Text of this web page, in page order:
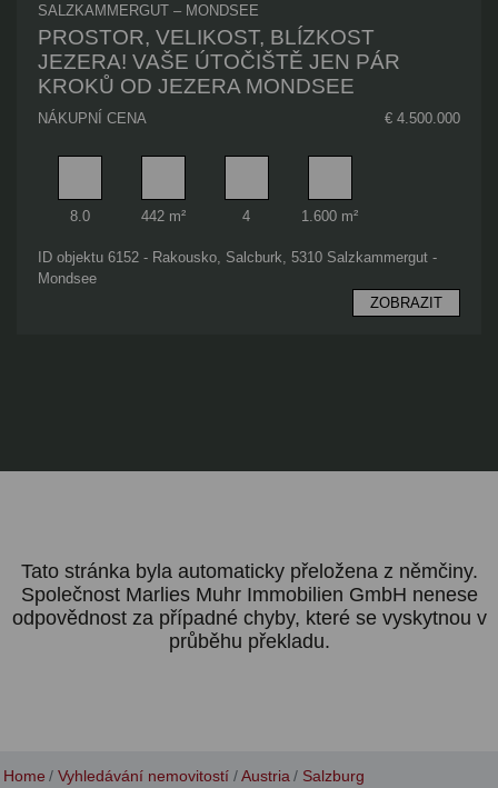
SALZKAMMERGUT – MONDSEE
PROSTOR, VELIKOST, BLÍZKOST
JEZERA! VAŠE ÚTOČIŠTĚ JEN PÁR
KROKŮ OD JEZERA MONDSEE
NÁKUPNÍ CENA € 4.500.000
Pokoj
8.0
Obytný prostor
442 m²
Koupelna
4
Plocha pozemku
1.600 m²
ID objektu 6152 - Rakousko, Salcburk, 5310 Salzkammergut -
Mondsee
ZOBRAZIT
Tato stránka byla automaticky přeložena z němčiny.
Společnost Marlies Muhr Immobilien GmbH nenese
odpovědnost za případné chyby, které se vyskytnou v
průběhu překladu.
Home Vyhledávání nemovitostí Austria
Salzburg